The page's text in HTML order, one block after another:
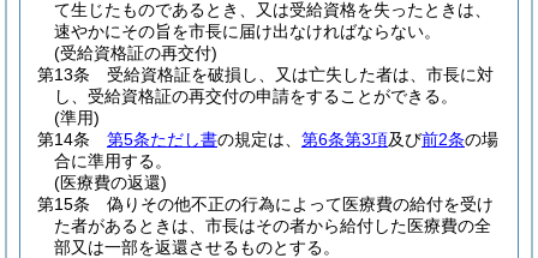
て生じたものであるとき、又は受給資格を失ったときは、
速やかにその旨を市長に届け出なければならない。
(受給資格証の再交付)
第13条
受給資格証を破損し、又は亡失した者は、市長に対
し、受給資格証の再交付の申請をすることができる。
(準用)
第14条
第5条ただし書の規定は、 第6条第3項及び前2条の場
合に準用する。
(医療費の返還)
第15条
偽りその他不正の行為によって医療費の給付を受け
た者があるときは、市長はその者から給付した医療費の全
部又は一部を返還させるものとする。